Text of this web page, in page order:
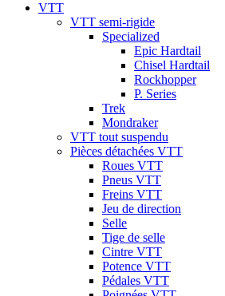
VTT
VTT semi-rigide
Specialized
Epic Hardtail
Chisel Hardtail
Rockhopper
P. Series
Trek
Mondraker
VTT tout suspendu
Pièces détachées VTT
Roues VTT
Pneus VTT
Freins VTT
Jeu de direction
Selle
Tige de selle
Cintre VTT
Potence VTT
Pédales VTT